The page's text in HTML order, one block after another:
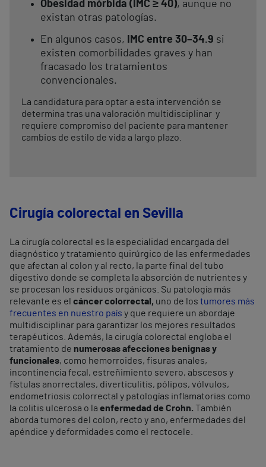
Obesidad mórbida (IMC ≥ 40), aunque no
existan otras patologías.
En algunos casos, IMC entre 30–34.9 si
existen comorbilidades graves y han
fracasado los tratamientos
convencionales.
La candidatura para optar a esta intervención se
determina tras una valoración multidisciplinar y
requiere compromiso del paciente para mantener
cambios de estilo de vida a largo plazo.
Cirugía colorectal en Sevilla
La cirugía colorectal es la especialidad encargada del
diagnóstico y tratamiento quirúrgico de las enfermedades
que afectan al colon y al recto, la parte final del tubo
digestivo donde se completa la absorción de nutrientes y
se procesan los residuos orgánicos. Su patología más
relevante es el cáncer colorrectal, uno de los tumores más
frecuentes en nuestro país y que requiere un abordaje
multidisciplinar para garantizar los mejores resultados
terapéuticos. Además, la cirugía colorectal engloba el
tratamiento de numerosas afecciones benignas y
funcionales, como hemorroides, fisuras anales,
incontinencia fecal, estreñimiento severo, abscesos y
fístulas anorrectales, diverticulitis, pólipos, vólvulos,
endometriosis colorrectal y patologías inflamatorias como
la colitis ulcerosa o la enfermedad de Crohn. También
aborda tumores del colon, recto y ano, enfermedades del
apéndice y deformidades como el rectocele.